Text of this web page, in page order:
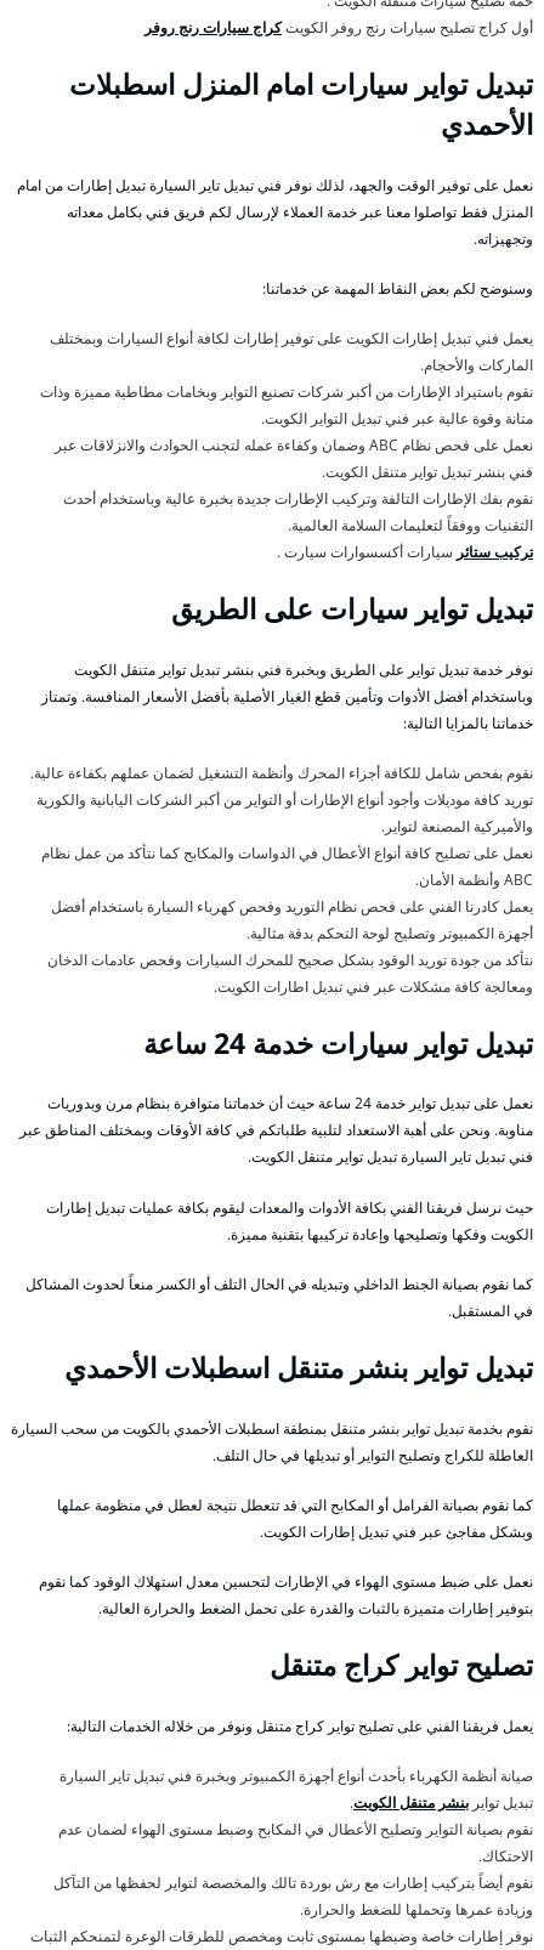
أول كراج تصليح سيارات رنج روفر الكويتكراج سيارات رنج روفر
تبديل تواير سيارات امام المنزل اسطبلات
الأحمدي
نعمل على توفير الوقت والجهد، لذلك نوفر فني تبديل تاير السيارة تبديل إطارات من امام
المنزل فقط تواصلوا معنا عبر خدمة العملاء لإرسال لكم فريق فني بكامل معداته
وتجهيزاته.
وسنوضح لكم بعض النقاط المهمة عن خدماتنا:
يعمل فني تبديل إطارات الكويت على توفير إطارات لكافة أنواع السيارات وبمختلف
الماركات والأحجام.
نقوم باستيراد الإطارات من أكبر شركات تصنيع التواير وبخامات مطاطية مميزة وذات
متانة وقوة عالية عبر فني تبديل التواير الكويت.
نعمل على فحص نظام ABC وضمان وكفاءة عمله لتجنب الحوادث والانزلاقات عبر
فني بنشر تبديل تواير متنقل الكويت.
نقوم بفك الإطارات التالفة وتركيب الإطارات جديدة بخبرة عالية وباستخدام أحدث
التقنيات ووفقاً لتعليمات السلامة العالمية.
تركيب ستائر سيارات أكسسوارات سيارت .
تبديل تواير سيارات على الطريق
نوفر خدمة تبديل تواير على الطريق وبخبرة فني بنشر تبديل تواير متنقل الكويت
وباستخدام أفضل الأدوات وتأمين قطع الغيار الأصلية بأفضل الأسعار المنافسة. وتمتاز
خدماتنا بالمزايا التالية:
نقوم بفحص شامل للكافة أجزاء المحرك وأنظمة التشغيل لضمان عملهم بكفاءة عالية.
توريد كافة موديلات وأجود أنواع الإطارات أو التواير من أكبر الشركات اليابانية والكورية
والأميركية المصنعة لتواير.
نعمل على تصليح كافة أنواع الأعطال في الدواسات والمكابح كما نتأكد من عمل نظام
ABC وأنظمة الأمان.
يعمل كادرنا الفني على فحص نظام التوريد وفحص كهرباء السيارة باستخدام أفضل
أجهزة الكمبيوتر وتصليح لوحة التحكم بدقة مثالية.
نتأكد من جودة توريد الوقود بشكل صحيح للمحرك السيارات وفحص عادمات الدخان
ومعالجة كافة مشكلات عبر فني تبديل اطارات الكويت.
تبديل تواير سيارات خدمة 24 ساعة
نعمل على تبديل تواير خدمة 24 ساعة حيث أن خدماتنا متوافرة بنظام مرن وبدوريات
مناوبة. ونحن على أهبة الاستعداد لتلبية طلباتكم في كافة الأوقات وبمختلف المناطق عبر
فني تبديل تاير السيارة تبديل تواير متنقل الكويت.
حيث نرسل فريقنا الفني بكافة الأدوات والمعدات ليقوم بكافة عمليات تبديل إطارات
الكويت وفكها وتصليحها وإعادة تركيبها بتقنية مميزة.
كما نقوم بصيانة الجنط الداخلي وتبديله في الحال التلف أو الكسر منعاً لحدوث المشاكل
في المستقبل.
تبديل تواير بنشر متنقل اسطبلات الأحمدي
نقوم بخدمة تبديل تواير بنشر متنقل بمنطقة اسطبلات الأحمدي بالكويت من سحب السيارة
العاطلة للكراج وتصليح التواير أو تبديلها في حال التلف.
كما نقوم بصيانة الفرامل أو المكابح التي قد تتعطل نتيجة لعطل في منظومة عملها
وبشكل مفاجئ عبر فني تبديل إطارات الكويت.
نعمل على ضبط مستوى الهواء في الإطارات لتحسين معدل استهلاك الوقود كما نقوم
بتوفير إطارات متميزة بالثبات والقدرة على تحمل الضغط والحرارة العالية.
تصليح تواير كراج متنقل
يعمل فريقنا الفني على تصليح تواير كراج متنقل ونوفر من خلاله الخدمات التالية:
صيانة أنظمة الكهرباء بأحدث أنواع أجهزة الكمبيوتر وبخبرة فني تبديل تاير السيارة
تبديل تواير بنشر متنقل الكويت.
نقوم بصيانة التواير وتصليح الأعطال في المكابح وضبط مستوى الهواء لضمان عدم
الاحتكاك.
نقوم أيضاً بتركيب إطارات مع رش بوردة تالك والمخصصة لتواير لحفظها من التآكل
وزيادة عمرها وتحملها للضغط والحرارة.
نوفر إطارات خاصة وضبطها بمستوى ثابت ومخصص للطرقات الوعرة لتمنحكم الثبات